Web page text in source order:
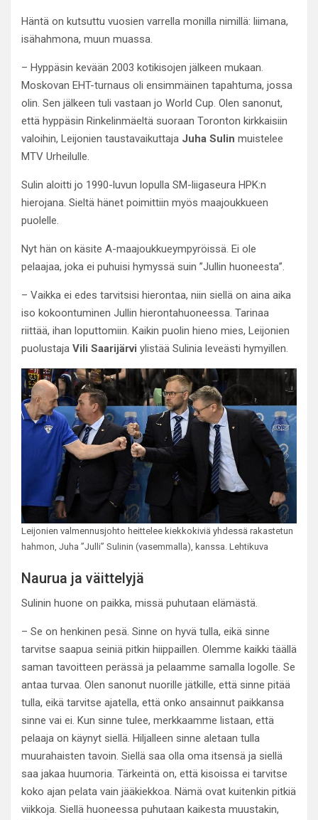
Häntä on kutsuttu vuosien varrella monilla nimillä: liimana,
isähahmona, muun muassa.
– Hyppäsin kevään 2003 kotikisojen jälkeen mukaan.
Moskovan EHT-turnaus oli ensimmäinen tapahtuma, jossa
olin. Sen jälkeen tuli vastaan jo World Cup. Olen sanonut,
että hyppäsin Rinkelinmäeltä suoraan Toronton kirkkaisiin
valoihin, Leijonien taustavaikuttaja Juha Sulin muistelee
MTV Urheilulle.
Sulin aloitti jo 1990-luvun lopulla SM-liigaseura HPK:n
hierojana. Sieltä hänet poimittiin myös maajoukkueen
puolelle.
Nyt hän on käsite A-maajoukkueympyröissä. Ei ole
pelaajaa, joka ei puhuisi hymyssä suin ”Jullin huoneesta”.
– Vaikka ei edes tarvitsisi hierontaa, niin siellä on aina aika
iso kokoontuminen Jullin hierontahuoneessa. Tarinaa
riittää, ihan loputtomiin. Kaikin puolin hieno mies, Leijonien
puolustaja Vili Saarijärvi ylistää Sulinia leveästi hymyillen.
Leijonien valmennusjohto heittelee kiekkokiviä yhdessä rakastetun
hahmon, Juha ”Julli” Sulinin (vasemmalla), kanssa. Lehtikuva
Naurua ja väittelyjä
Sulinin huone on paikka, missä puhutaan elämästä.
– Se on henkinen pesä. Sinne on hyvä tulla, eikä sinne
tarvitse saapua seiniä pitkin hiippaillen. Olemme kaikki täällä
saman tavoitteen perässä ja pelaamme samalla logolle. Se
antaa turvaa. Olen sanonut nuorille jätkille, että sinne pitää
tulla, eikä tarvitse ajatella, että onko ansainnut paikkansa
sinne vai ei. Kun sinne tulee, merkkaamme listaan, että
pelaaja on käynyt siellä. Hiljalleen sinne aletaan tulla
muurahaisten tavoin. Siellä saa olla oma itsensä ja siellä
saa jakaa huumoria. Tärkeintä on, että kisoissa ei tarvitse
koko ajan pelata vain jääkiekkoa. Nämä ovat kuitenkin pitkiä
viikkoja. Siellä huoneessa puhutaan kaikesta muustakin,